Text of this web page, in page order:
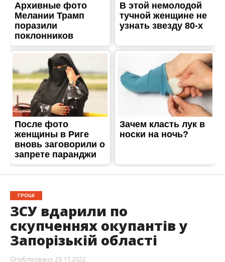
ЗСУ вдарили по
скупченнях окупантів у
Запорізькій області
Опубліковано23.11.2022